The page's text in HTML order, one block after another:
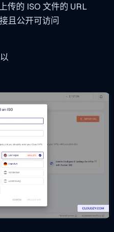
传的 ISO 文件的 URL
且公开可访问